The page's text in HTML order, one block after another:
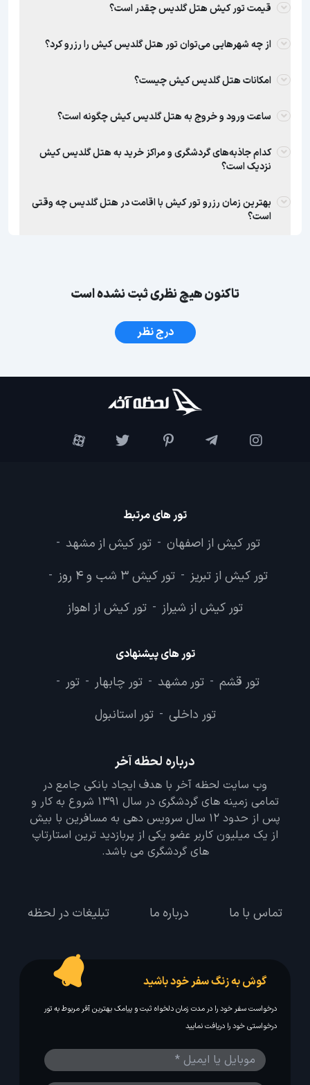
قیمت تور کیش هتل گلدیس چقدر است؟
از چه شهرهایی می‌توان تور هتل گلدیس کیش را رزرو کرد؟
امکانات هتل گلدیس کیش چیست؟
ساعت ورود و خروج به هتل گلدیس کیش چگونه است؟
کدام جاذبه‌های گردشگری و مراکز خرید به هتل گلدیس کیش
نزدیک است؟
بهترین زمان رزرو تور کیش با اقامت در هتل گلدیس چه وقتی
است؟
تاکنون هیچ نظری ثبت نشده است
درج نظر
تور های مرتبط
تور کیش از اصفهان - تور کیش از مشهد -
تور کیش از تبریز - تور کیش 3 شب و 4 روز -
تور کیش از شیراز - تور کیش از اهواز
تور های پیشنهادی
تور قشم - تور مشهد - تور چابهار - تور -
تور داخلی - تور استانبول
درباره لحظه آخر
وب سایت لحظه آخر با هدف ایجاد بانکی جامع در
تمامی زمینه های گردشگری در سال 1391 شروع به کار و
پس از حدود 12 سال سرویس دهی به مسافرین با بیش
از یک میلیون کاربر عضو یکی از پربازدید ترین استارتاپ
های گردشگری می باشد.
تماس با ما درباره ما تبلیغات در لحظه
گوش به زنگ سفر خود باشید
درخواست سفر خود را در مدت زمان دلخواه ثبت و پیامک بهترین آفر مربوط به تور
درخواستی خود را دریافت نمایید